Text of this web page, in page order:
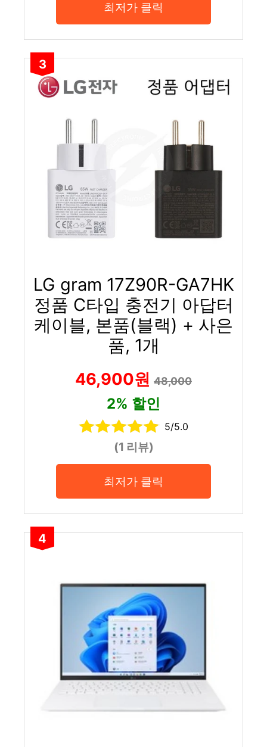
최저가 클릭
3
LG gram 17Z90R-GA7HK
정품 C타입 충전기 아답터
케이블, 본품(블랙) + 사은
품, 1개
46,900원 48,000
2% 할인
5/5.0
(1 리뷰)
최저가 클릭
4